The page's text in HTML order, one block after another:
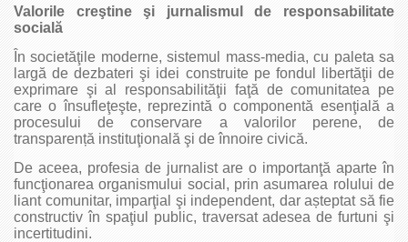
Valorile creştine şi jurnalismul de responsabilitate
socială
În societăţile moderne, sistemul mass-media, cu paleta sa
largă de dezbateri şi idei construite pe fondul libertăţii de
exprimare şi al responsabilităţii faţă de comunitatea pe
care o însufleţeşte, reprezintă o componentă esenţială a
procesului de conservare a valorilor perene, de
transparență instituţională şi de înnoire civică.
De aceea, profesia de jurnalist are o importanţă aparte în
funcţionarea organismului social, prin asumarea rolului de
liant comunitar, imparţial şi independent, dar așteptat să fie
constructiv în spaţiul public, traversat adesea de furtuni şi
incertitudini.